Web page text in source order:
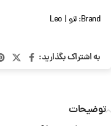
Brand: لئو | Leo
به اشتراک بگذارید:
توضیحات